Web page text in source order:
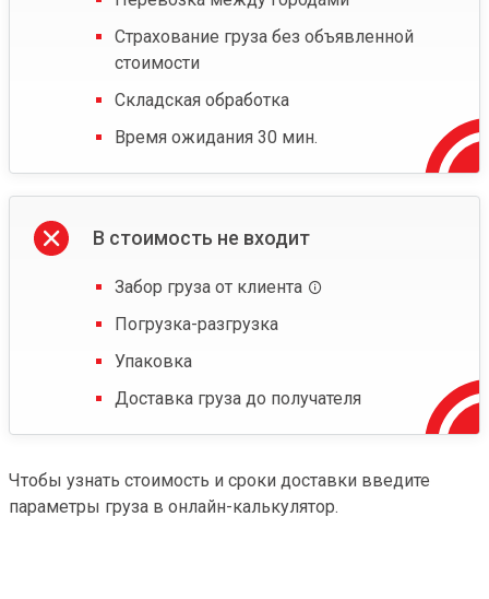
Страхование груза без объявленной
стоимости
Складская обработка
Время ожидания 30 мин.
В стоимость не входит
Забор груза от клиента
Погрузка-разгрузка
Упаковка
Доставка груза до получателя
Чтобы узнать стоимость и сроки доставки введите
параметры груза в онлайн-калькулятор.